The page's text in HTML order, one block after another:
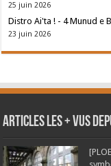
25 juin 2026
Distro Ai'ta ! - 4 Munud e
23 juin 2026
Articles les + vus